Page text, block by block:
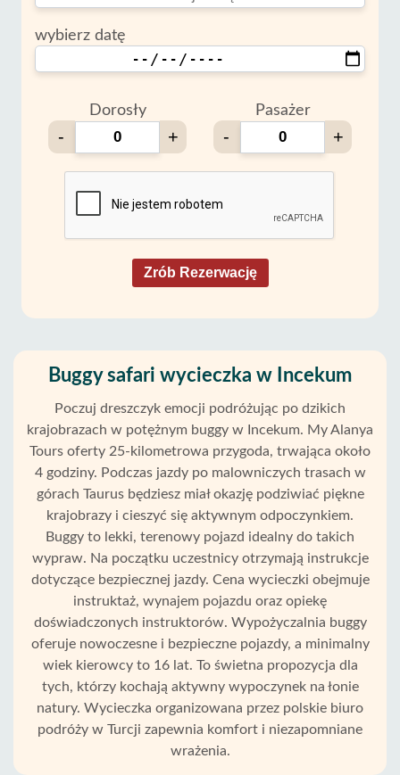
Strona
Główna
wybierz datę
Dorosły
- +
Pasażer
- +
Zrób Rezerwację
Buggy safari wycieczka w Incekum
Poczuj dreszczyk emocji podróżując po dzikich
krajobrazach w potężnym buggy w Incekum. My Alanya
Tours oferty 25-kilometrowa przygoda, trwająca około
4 godziny. Podczas jazdy po malowniczych trasach w
górach Taurus będziesz miał okazję podziwiać piękne
krajobrazy i cieszyć się aktywnym odpoczynkiem.
Buggy to lekki, terenowy pojazd idealny do takich
wypraw. Na początku uczestnicy otrzymają instrukcje
dotyczące bezpiecznej jazdy. Cena wycieczki obejmuje
instruktaż, wynajem pojazdu oraz opiekę
doświadczonych instruktorów. Wypożyczalnia buggy
oferuje nowoczesne i bezpieczne pojazdy, a minimalny
wiek kierowcy to 16 lat. To świetna propozycja dla
tych, którzy kochają aktywny wypoczynek na łonie
natury. Wycieczka organizowana przez polskie biuro
podróży w Turcji zapewnia komfort i niezapomniane
wrażenia.